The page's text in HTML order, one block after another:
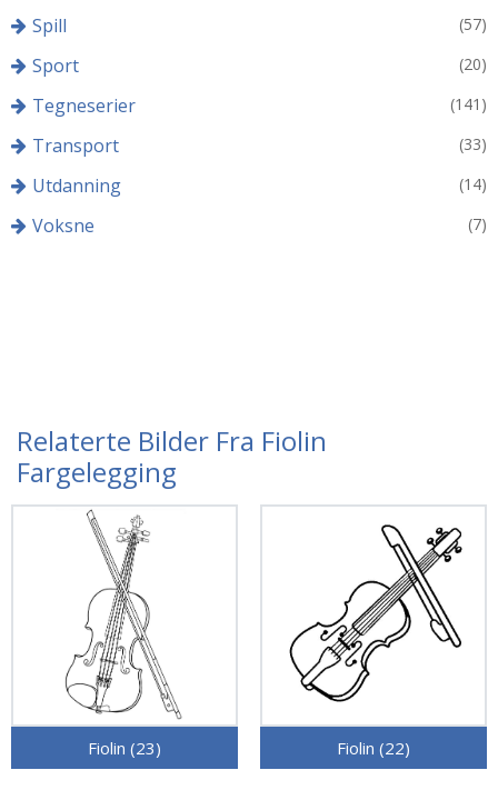
Spill (57)
Sport (20)
Tegneserier (141)
Transport (33)
Utdanning (14)
Voksne (7)
Relaterte Bilder Fra Fiolin
Fargelegging
Fiolin (23) Fiolin (22)